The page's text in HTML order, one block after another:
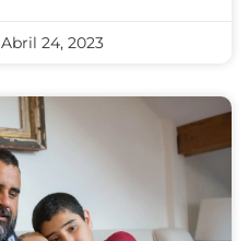
Abril 24, 2023